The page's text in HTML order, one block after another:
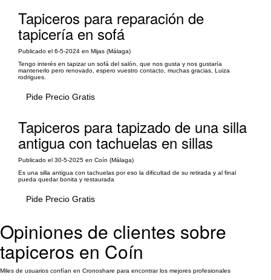
Tapiceros para reparación de
tapicería en sofá
Publicado el 6-5-2024 en Mijas (Málaga)
Tengo interés en tapizar un sofá del salón, que nos gusta y nos gustaría
mantenerlo pero renovado, espero vuestro contacto, muchas gracias, Luiza
rodrigues.
Pide Precio Gratis
Tapiceros para tapizado de una silla
antigua con tachuelas en sillas
Publicado el 30-5-2025 en Coín (Málaga)
Es una silla antigua con tachuelas por eso la dificultad de su retirada y al final
pueda quedar bonita y restaurada
Pide Precio Gratis
Opiniones de clientes sobre
tapiceros en Coín
Miles de usuarios confían en Cronoshare para encontrar los mejores profesionales